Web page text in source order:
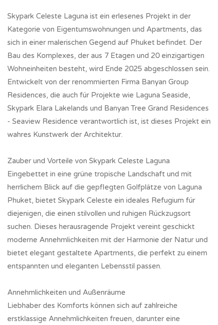
Skypark Celeste Laguna ist ein erlesenes Projekt in der
Kategorie von Eigentumswohnungen und Apartments, das
sich in einer malerischen Gegend auf Phuket befindet. Der
Bau des Komplexes, der aus 7 Etagen und 20 einzigartigen
Wohneinheiten besteht, wird Ende 2025 abgeschlossen sein.
Entwickelt von der renommierten Firma Banyan Group
Residences, die auch für Projekte wie Laguna Seaside,
Skypark Elara Lakelands und Banyan Tree Grand Residences
- Seaview Residence verantwortlich ist, ist dieses Projekt ein
wahres Kunstwerk der Architektur.
Zauber und Vorteile von Skypark Celeste Laguna
Eingebettet in eine grüne tropische Landschaft und mit
herrlichem Blick auf die gepflegten Golfplätze von Laguna
Phuket, bietet Skypark Celeste ein ideales Refugium für
diejenigen, die einen stilvollen und ruhigen Rückzugsort
suchen. Dieses herausragende Projekt vereint geschickt
moderne Annehmlichkeiten mit der Harmonie der Natur und
bietet elegant gestaltete Apartments, die perfekt zu einem
entspannten und eleganten Lebensstil passen.
Annehmlichkeiten und Außenräume
Liebhaber des Komforts können sich auf zahlreiche
erstklassige Annehmlichkeiten freuen, darunter eine